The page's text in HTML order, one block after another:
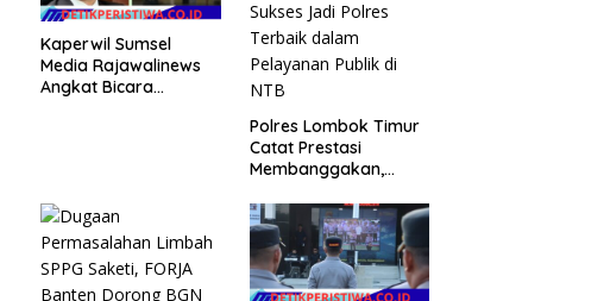
Kaperwil Sumsel
Media Rajawalinews
Angkat Bicara
Bawa Anggaran
Pembangunan
Polres Lombok Timur
Catat Prestasi
Membanggakan,
Terbaik dalam
Pelayanan Publik di
NTB